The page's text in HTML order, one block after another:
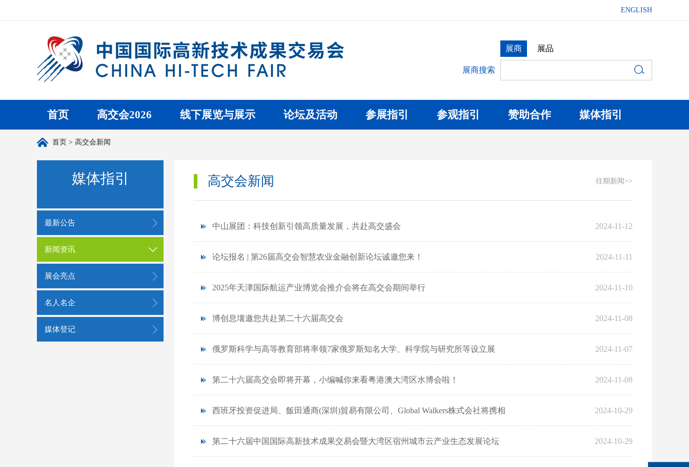
ENGLISH
展商 展品
展商搜索
首页 高交会2026 线下展览与展示 论坛及活动 参展指引 参观指引 赞助合作 媒体指引
首页 > 高交会新闻
媒体指引
最新公告
新闻资讯
展会亮点
名人名企
媒体登记
高交会新闻 往期新闻>>
中山展团：科技创新引领高质量发展，共赴高交盛会 2024-11-12
论坛报名 | 第26届高交会智慧农业金融创新论坛诚邀您来！ 2024-11-11
2025年天津国际航运产业博览会推介会将在高交会期间举行 2024-11-10
博创息壤邀您共赴第二十六届高交会 2024-11-08
俄罗斯科学与高等教育部将率领7家俄罗斯知名大学、科学院与研究所等设立展 2024-11-07
第二十六届高交会即将开幕，小编喊你来看粤港澳大湾区水博会啦！ 2024-11-08
西班牙投资促进局、飯田通商(深圳)貿易有限公司、Global Walkers株式会社将携相 2024-10-29
第二十六届中国国际高新技术成果交易会暨大湾区宿州城市云产业生态发展论坛 2024-10-29